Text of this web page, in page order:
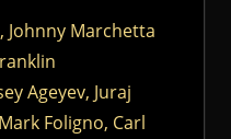
Johnny Marchetta
Ageyev, Juraj
Foligno, Carl